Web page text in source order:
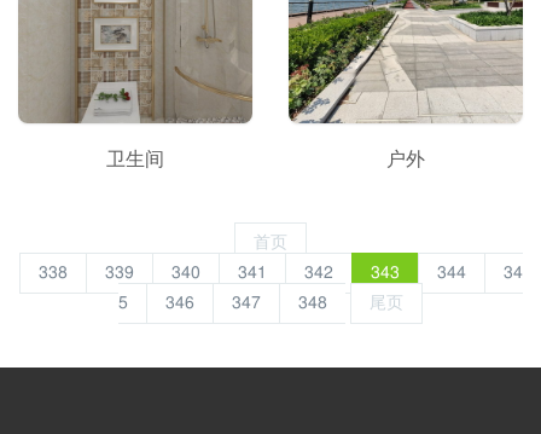
卫生间 户外
首页
338
339 340 341 342 343 344
34
5
346 347 348 尾页